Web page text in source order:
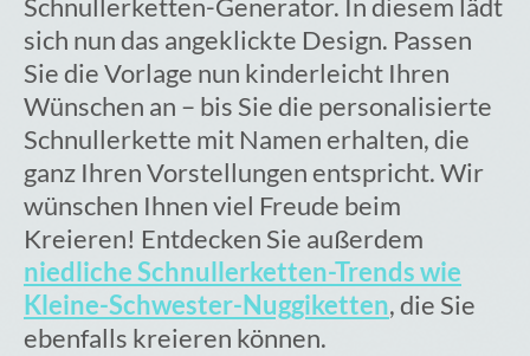
Schnullerketten-Generator. In diesem lädt
sich nun das angeklickte Design. Passen
Sie die Vorlage nun kinderleicht Ihren
Wünschen an – bis Sie die personalisierte
Schnullerkette mit Namen erhalten, die
ganz Ihren Vorstellungen entspricht. Wir
wünschen Ihnen viel Freude beim
Kreieren! Entdecken Sie außerdem
niedliche Schnullerketten-Trends wie
Kleine-Schwester-Nuggiketten, die Sie
ebenfalls kreieren können.